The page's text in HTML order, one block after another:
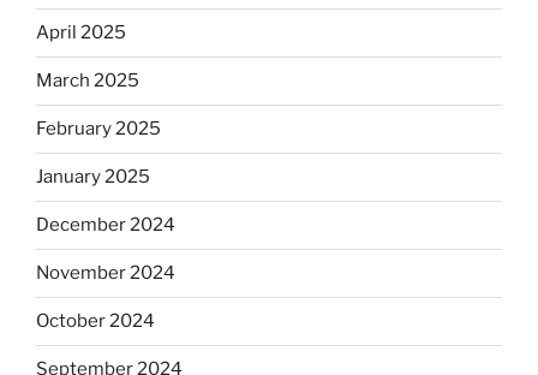
April 2025
March 2025
February 2025
January 2025
December 2024
November 2024
October 2024
September 2024